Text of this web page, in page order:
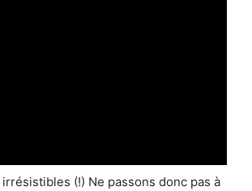
(!) Ne passons donc pas à